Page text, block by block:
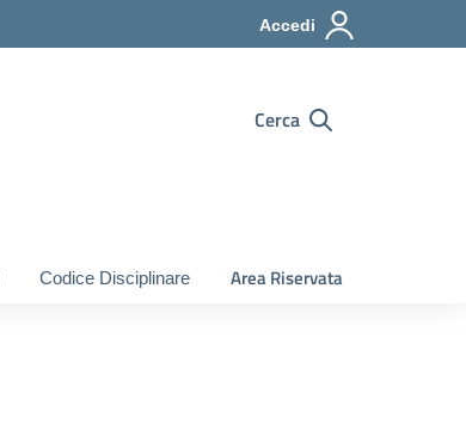
Accedi
Cerca
Codice Disciplinare Area Riservata